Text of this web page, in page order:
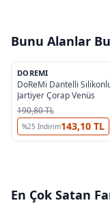
Bunu Alanlar
%40
DOREMI
DoReMi Dantelli
Jartiyer Çorap Venüs
190,80 TL
%25 İndirim143,10 TL
En Çok Satan